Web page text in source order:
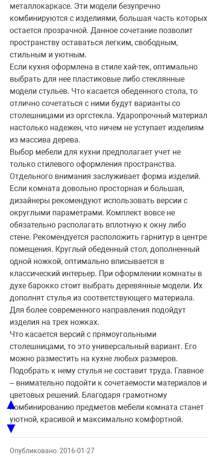
металлокаркасе. Эти модели безупречно
комбинируются с изделиями, большая часть которых
остается прозрачной. Данное сочетание позволит
пространству оставаться легким, свободным,
стильным и уютным.
Если кухня оформлена в стиле хай-тек, оптимально
выбрать для нее пластиковые либо стеклянные
модели стульев. Что касается обеденного стола, то
отлично сочетаться с ними будут варианты со
столешницами из оргстекла. Ударопрочный материал
настолько надежен, что ничем не уступает изделиям
из массива дерева.
Выбор мебели для кухни предполагает учет не
только стилевого оформления пространства.
Отдельного внимания заслуживает форма изделий.
Если комната довольно просторная и большая,
дизайнеры рекомендуют использовать версии с
округлыми параметрами. Комплект вовсе не
обязательно располагать вплотную к окну либо
стене. Рекомендуется расположить гарнитур в центре
помещения. Круглый обеденный стол, дополненный
одной ножкой, оптимально вписывается в
классический интерьер. При оформлении комнаты в
духе барокко стоит выбрать деревянные модели. Их
дополнят стулья из соответствующего материала.
Для более современного направления подойдут
изделия на трех ножках.
Что касается версий с прямоугольными
столешницами, то это универсальный вариант. Его
можно разместить на кухне любых размеров.
Подобрать к нему стулья не составит труда. Главное
– внимательно подойти к сочетаемости материалов и
цветовых решений. Благодаря грамотному
комбинированию предметов мебели комната станет
уютной, красивой и максимально комфортной.
Опубликовано: 2016-01-27
▲
▼